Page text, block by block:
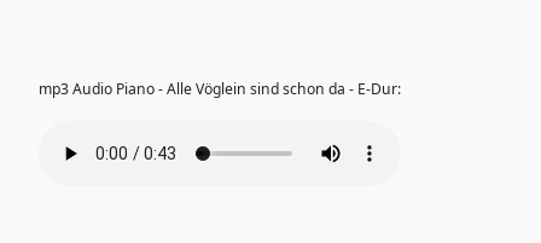
mp3 Audio Piano - Alle Vöglein sind schon da - E-Dur: